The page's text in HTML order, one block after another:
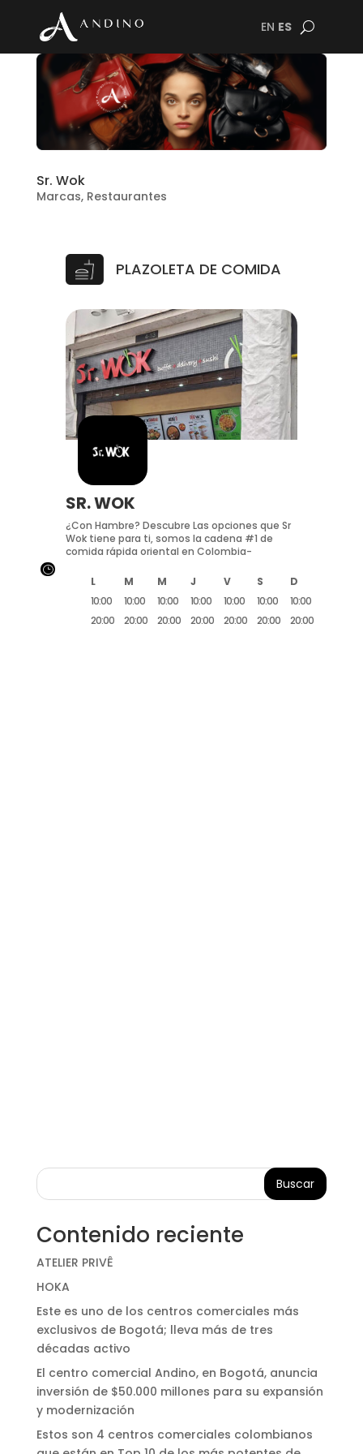
EN ES
Sr. Wok
Marcas, Restaurantes
PLAZOLETA DE COMIDA
SR. WOK
¿Con Hambre? Descubre Las opciones que Sr
Wok tiene para ti, somos la cadena #1 de
comida rápida oriental en Colombia-
L M M J V S
D
10:00
20:00
10:00
20:00
10:00
20:00
10:00
20:00
10:00
20:00
10:00
20:00
10:00
20:00
}
Buscar
Contenido reciente
ATELIER PRIVÊ
HOKA
Este es uno de los centros comerciales más
exclusivos de Bogotá; lleva más de tres
décadas activo
El centro comercial Andino, en Bogotá, anuncia
inversión de $50.000 millones para su expansión
y modernización
Estos son 4 centros comerciales colombianos